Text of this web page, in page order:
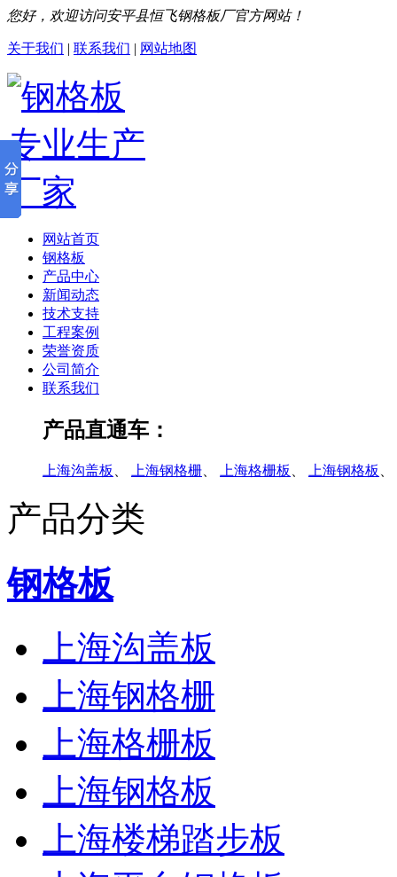
您好，欢迎访问安平县恒飞钢格板厂官方网站！
关于我们 | 联系我们 | 网站地图
网站首页
钢格板
产品中心
新闻动态
技术支持
工程案例
荣誉资质
公司简介
联系我们
产品直通车：
上海沟盖板 上海钢格栅 上海格栅板 上海钢格板
产品分类
钢格板
上海沟盖板
上海钢格栅
上海格栅板
上海钢格板
上海楼梯踏步板